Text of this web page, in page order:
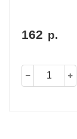
162 р.